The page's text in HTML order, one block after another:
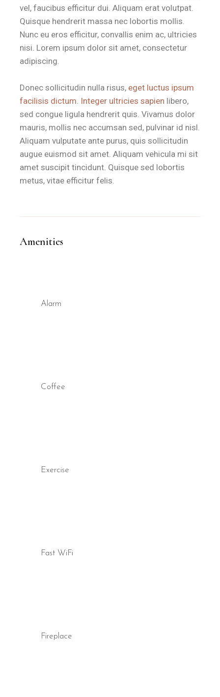
vel, faucibus efficitur dui. Aliquam erat volutpat.
Quisque hendrerit massa nec lobortis mollis.
Nunc eu eros efficitur, convallis enim ac, ultricies
nisi. Lorem ipsum dolor sit amet, consectetur
adipiscing.
Donec sollicitudin nulla risus, eget luctus ipsum
facilisis dictum. Integer ultricies sapien libero,
sed congue ligula hendrerit quis. Vivamus dolor
mauris, mollis nec accumsan sed, pulvinar id nisl.
Aliquam vulputate ante purus, quis sollicitudin
augue euismod sit amet. Aliquam vehicula mi sit
amet suscipit tincidunt. Quisque sed lobortis
metus, vitae efficitur felis.
Amenities
Alarm
Coffee
Exercise
Fast WiFi
Fireplace